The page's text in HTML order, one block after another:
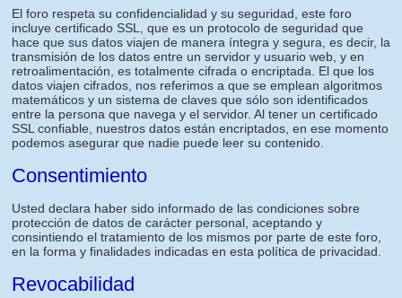
El foro respeta su confidencialidad y su seguridad, este foro
incluye certificado SSL, que es un protocolo de seguridad que
hace que sus datos viajen de manera íntegra y segura, es decir, la
transmisión de los datos entre un servidor y usuario web, y en
retroalimentación, es totalmente cifrada o encriptada. El que los
datos viajen cifrados, nos referimos a que se emplean algoritmos
matemáticos y un sistema de claves que sólo son identificados
entre la persona que navega y el servidor. Al tener un certificado
SSL confiable, nuestros datos están encriptados, en ese momento
podemos asegurar que nadie puede leer su contenido.
Consentimiento
Usted declara haber sido informado de las condiciones sobre
protección de datos de carácter personal, aceptando y
consintiendo el tratamiento de los mismos por parte de este foro,
en la forma y finalidades indicadas en esta política de privacidad.
Revocabilidad